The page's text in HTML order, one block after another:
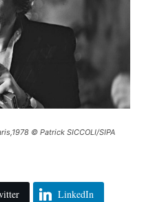
© Patrick SICCOLI/SIPA
LinkedIn